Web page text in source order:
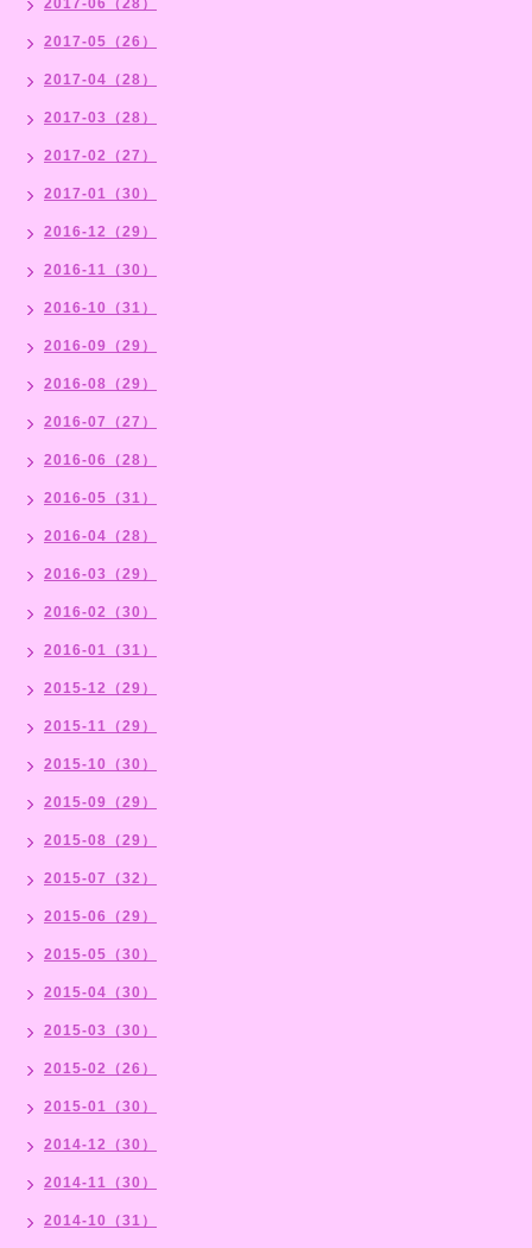
2017-05（26）
2017-04（28）
2017-03（28）
2017-02（27）
2017-01（30）
2016-12（29）
2016-11（30）
2016-10（31）
2016-09（29）
2016-08（29）
2016-07（27）
2016-06（28）
2016-05（31）
2016-04（28）
2016-03（29）
2016-02（30）
2016-01（31）
2015-12（29）
2015-11（29）
2015-10（30）
2015-09（29）
2015-08（29）
2015-07（32）
2015-06（29）
2015-05（30）
2015-04（30）
2015-03（30）
2015-02（26）
2015-01（30）
2014-12（30）
2014-11（30）
2014-10（31）